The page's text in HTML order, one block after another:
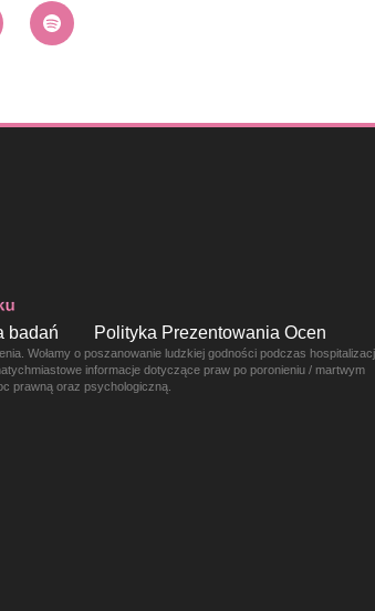
badań Polityka Prezentowania Ocen
Wołamy o poszanowanie ludzkiej godności podczas
informacje dotyczące praw po poronieniu / martwym
prawną oraz psychologiczną.